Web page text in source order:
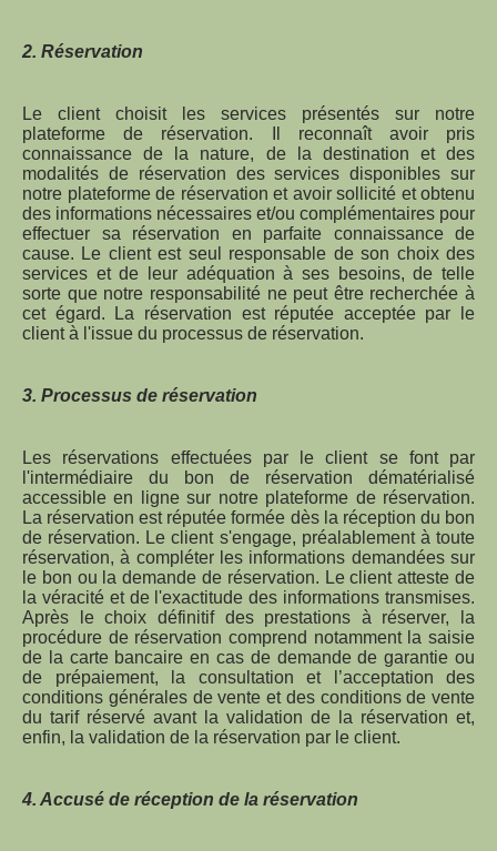
2. Réservation
Le client choisit les services présentés sur notre
plateforme de réservation. Il reconnaît avoir pris
connaissance de la nature, de la destination et des
modalités de réservation des services disponibles sur
notre plateforme de réservation et avoir sollicité et obtenu
des informations nécessaires et/ou complémentaires pour
effectuer sa réservation en parfaite connaissance de
cause. Le client est seul responsable de son choix des
services et de leur adéquation à ses besoins, de telle
sorte que notre responsabilité ne peut être recherchée à
cet égard. La réservation est réputée acceptée par le
client à l'issue du processus de réservation.
3. Processus de réservation
Les réservations effectuées par le client se font par
l'intermédiaire du bon de réservation dématérialisé
accessible en ligne sur notre plateforme de réservation.
La réservation est réputée formée dès la réception du bon
de réservation. Le client s'engage, préalablement à toute
réservation, à compléter les informations demandées sur
le bon ou la demande de réservation. Le client atteste de
la véracité et de l'exactitude des informations transmises.
Après le choix définitif des prestations à réserver, la
procédure de réservation comprend notamment la saisie
de la carte bancaire en cas de demande de garantie ou
de prépaiement, la consultation et l’acceptation des
conditions générales de vente et des conditions de vente
du tarif réservé avant la validation de la réservation et,
enfin, la validation de la réservation par le client.
4. Accusé de réception de la réservation